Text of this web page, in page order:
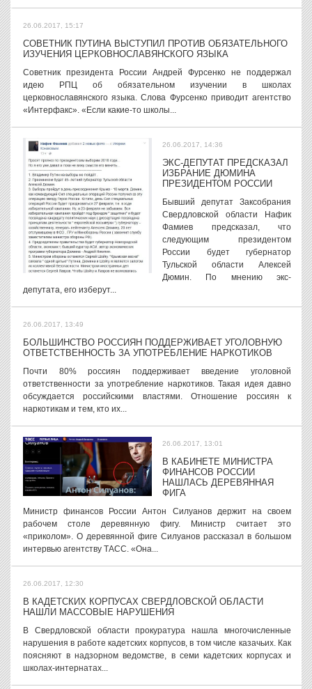
26.06.2017, 15:17
СОВЕТНИК ПУТИНА ВЫСТУПИЛ ПРОТИВ ОБЯЗАТЕЛЬНОГО
ИЗУЧЕНИЯ ЦЕРКОВНОСЛАВЯНСКОГО ЯЗЫКА
Советник президента России Андрей Фурсенко не поддержал
идею РПЦ об обязательном изучении в школах
церковнославянского языка. Слова Фурсенко приводит агентство
«Интерфакс». «Если какие-то школы...
26.06.2017, 14:36
ЭКС-ДЕПУТАТ ПРЕДСКАЗАЛ
ИЗБРАНИЕ ДЮМИНА
ПРЕЗИДЕНТОМ РОССИИ
Бывший депутат Заксобрания
Свердловской области Нафик
Фамиев предсказал, что
следующим президентом
России будет губернатор
Тульской области Алексей
Дюмин. По мнению экс-
депутата, его изберут...
26.06.2017, 13:49
БОЛЬШИНСТВО РОССИЯН ПОДДЕРЖИВАЕТ УГОЛОВНУЮ
ОТВЕТСТВЕННОСТЬ ЗА УПОТРЕБЛЕНИЕ НАРКОТИКОВ
Почти 80% россиян поддерживает введение уголовной
ответственности за употребление наркотиков. Такая идея давно
обсуждается российскими властями. Отношение россиян к
наркотикам и тем, кто их...
26.06.2017, 13:01
В КАБИНЕТЕ МИНИСТРА
ФИНАНСОВ РОССИИ
НАШЛАСЬ ДЕРЕВЯННАЯ
ФИГА
Министр финансов России Антон Силуанов держит на своем
рабочем столе деревянную фигу. Министр считает это
«приколом». О деревянной фиге Силуанов рассказал в большом
интервью агентству ТАСС. «Она...
26.06.2017, 12:30
В КАДЕТСКИХ КОРПУСАХ СВЕРДЛОВСКОЙ ОБЛАСТИ
НАШЛИ МАССОВЫЕ НАРУШЕНИЯ
В Свердловской области прокуратура нашла многочисленные
нарушения в работе кадетских корпусов, в том числе казачьих. Как
поясняют в надзорном ведомстве, в семи кадетских корпусах и
школах-интернатах...